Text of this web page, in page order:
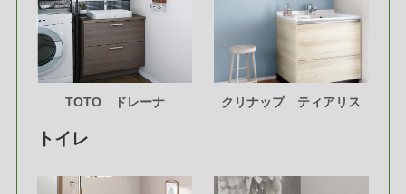
TOTO ドレーナ クリナップ ティアリス
トイレ